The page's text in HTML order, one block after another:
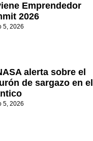
Emprendedor
2026
5, 2026
alerta sobre el
de sargazo en el
5, 2026